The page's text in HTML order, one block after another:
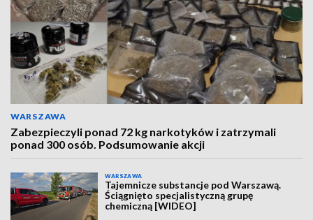
WARSZAWA
Zabezpieczyli ponad 72 kg narkotyków i zatrzymali
ponad 300 osób. Podsumowanie akcji
WARSZAWA
Tajemnicze substancje pod Warszawą.
Ściągnięto specjalistyczną grupę
chemiczną [WIDEO]